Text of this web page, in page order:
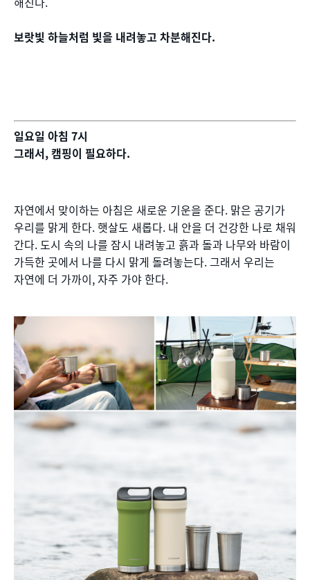
보랏빛 하늘처럼 빛을 내려놓고 차분해진다.
일요일 아침 7시
그래서, 캠핑이 필요하다.
자연에서 맞이하는 아침은 새로운 기운을 준다. 맑은 공기가
우리를 맑게 한다. 햇살도 새롭다. 내 안을 더 건강한 나로 채워
간다. 도시 속의 나를 잠시 내려놓고 흙과 돌과 나무와 바람이
가득한 곳에서 나를 다시 맑게 돌려놓는다. 그래서 우리는
자연에 더 가까이, 자주 가야 한다.